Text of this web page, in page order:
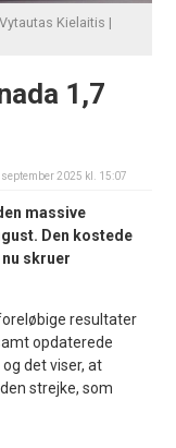
Kielaitis |
1,7
september 2025 kl. 15:07
massive
Den kostede
skruer
resultater
opdaterede
det viser, at
strejke, som